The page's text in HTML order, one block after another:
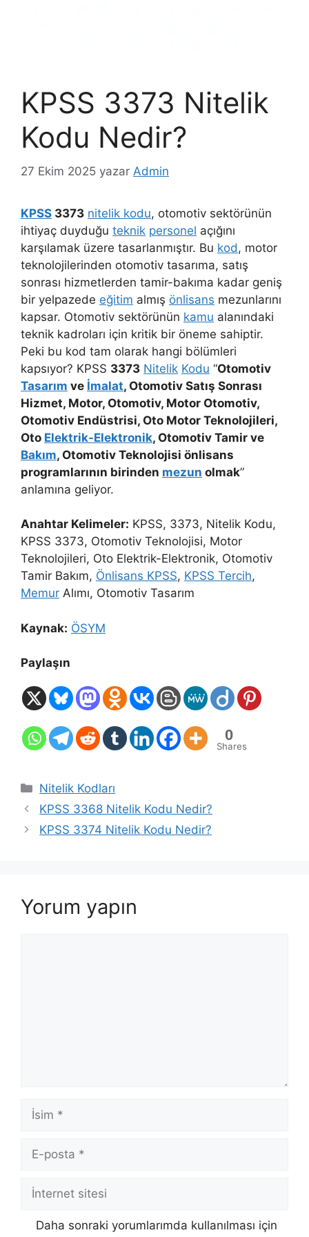
KPSS 3373 Nitelik
Kodu Nedir?
27 Ekim 2025 yazar Admin
KPSS 3373 nitelik kodu, otomotiv sektörünün
ihtiyaç duyduğu teknik personel açığını
karşılamak üzere tasarlanmıştır. Bu kod, motor
teknolojilerinden otomotiv tasarıma, satış
sonrası hizmetlerden tamir-bakıma kadar geniş
bir yelpazede eğitim almış önlisans mezunlarını
kapsar. Otomotiv sektörünün kamu alanındaki
teknik kadroları için kritik bir öneme sahiptir.
Peki bu kod tam olarak hangi bölümleri
kapsıyor? KPSS 3373 Nitelik Kodu “Otomotiv
Tasarım ve İmalat, Otomotiv Satış Sonrası
Hizmet, Motor, Otomotiv, Motor Otomotiv,
Otomotiv Endüstrisi, Oto Motor Teknolojileri,
Oto Elektrik-Elektronik, Otomotiv Tamir ve
Bakım, Otomotiv Teknolojisi önlisans
programlarının birinden mezun olmak”
anlamına geliyor.
Anahtar Kelimeler: KPSS, 3373, Nitelik Kodu,
KPSS 3373, Otomotiv Teknolojisi, Motor
Teknolojileri, Oto Elektrik-Elektronik, Otomotiv
Tamir Bakım, Önlisans KPSS, KPSS Tercih,
Memur Alımı, Otomotiv Tasarım
Kaynak: ÖSYM
Paylaşın
0
Shares
Kategoriler
Nitelik Kodları
KPSS 3368 Nitelik Kodu Nedir?
KPSS 3374 Nitelik Kodu Nedir?
Yorum yapın
İsim
posta
İnternet
Daha sonraki yorumlarımda kullanılması için